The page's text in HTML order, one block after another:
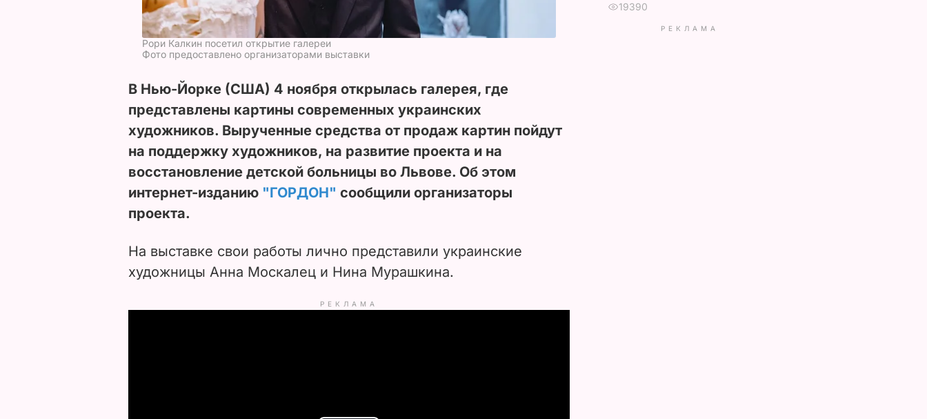
Рори Калкин посетил открытие галереи
Фото предоставлено организаторами выставки
В Нью-Йорке (США) 4 ноября открылась галерея, где
представлены картины современных украинских
художников. Вырученные средства от продаж картин пойдут
на поддержку художников, на развитие проекта и на
восстановление детской больницы во Львове. Об этом
интернет-изданию "ГОРДОН" сообщили организаторы
проекта.
На выставке свои работы лично представили украинские
художницы Анна Москалец и Нина Мурашкина.
РЕКЛАМА
19390
РЕКЛАМА